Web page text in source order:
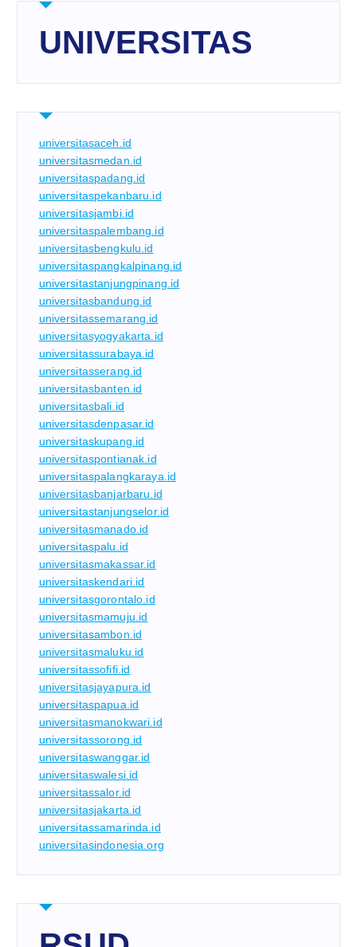
UNIVERSITAS
universitasaceh.id
universitasmedan.id
universitaspadang.id
universitaspekanbaru.id
universitasjambi.id
universitaspalembang.id
universitasbengkulu.id
universitaspangkalpinang.id
universitastanjungpinang.id
universitasbandung.id
universitassemarang.id
universitasyogyakarta.id
universitassurabaya.id
universitasserang.id
universitasbanten.id
universitasbali.id
universitasdenpasar.id
universitaskupang.id
universitaspontianak.id
universitaspalangkaraya.id
universitasbanjarbaru.id
universitastanjungselor.id
universitasmanado.id
universitaspalu.id
universitasmakassar.id
universitaskendari.id
universitasgorontalo.id
universitasmamuju.id
universitasambon.id
universitasmaluku.id
universitassofifi.id
universitasjayapura.id
universitaspapua.id
universitasmanokwari.id
universitassorong.id
universitaswanggar.id
universitaswalesi.id
universitassalor.id
universitasjakarta.id
universitassamarinda.id
universitasindonesia.org